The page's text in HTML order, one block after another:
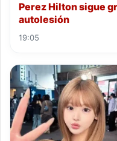
Perez Hilton sigue
autolesión
19:05